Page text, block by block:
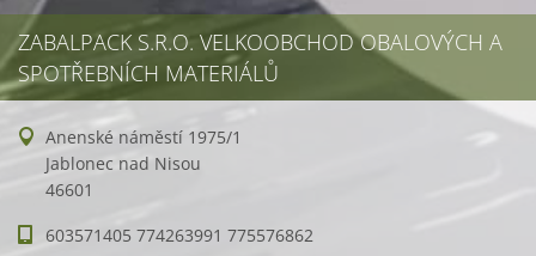
ZABALPACK S.R.O. VELKOOBCHOD OBALOVÝCH A
SPOTŘEBNÍCH MATERIÁLŮ
Anenské náměstí 1975/1
Jablonec nad Nisou
46601
603571405 774263991 775576862